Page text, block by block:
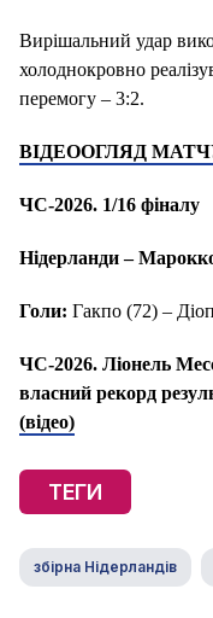
Вирішальний удар
холоднокровно
перемогу – 3:2.
ВІДЕООГЛЯД
ЧС-2026. 1/16 фіналу
Нідерланди –
Голи: Гакпо (72) –
ЧС-2026. Ліонель
власний рекорд
(відео)
ТЕГИ
збірна Нідерландів